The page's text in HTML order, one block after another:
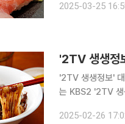
로 선
2025-03-25
'2TV 생생정보' 대
는 KBS2 '2TV
○○○○○○○'에서는
2025-02-26